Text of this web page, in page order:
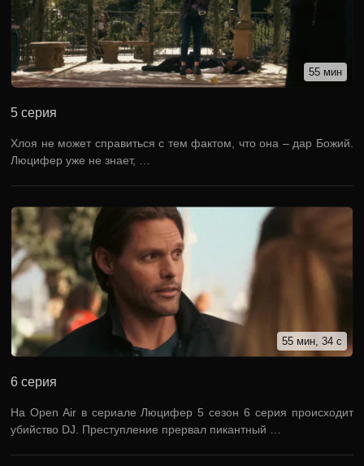
55 мин
5 серия
Хлоя не может справиться с тем фактом, что она – дар Божий.
Люцифер уже не знает, …
55 мин, 34 с
6 серия
На Open Air в сериале Люцифер 5 сезон 6 серия происходит
убийство DJ. Преступление прервал пикантный …